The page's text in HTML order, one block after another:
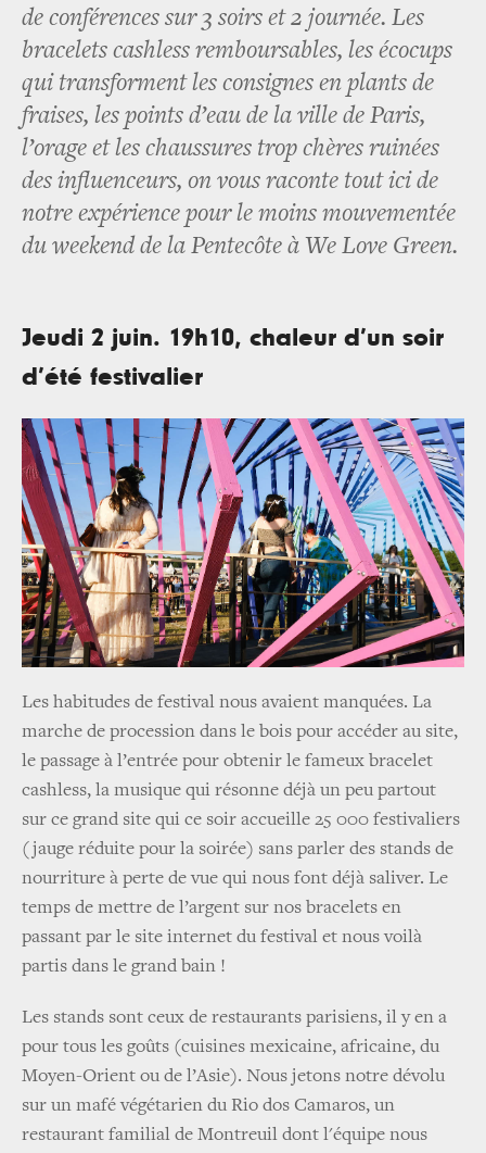
de conférences sur 3 soirs et 2 journée. Les
bracelets cashless remboursables, les écocups
qui transforment les consignes en plants de
fraises, les points d’eau de la ville de Paris,
l’orage et les chaussures trop chères ruinées
des influenceurs, on vous raconte tout ici de
notre expérience pour le moins mouvementée
du weekend de la Pentecôte à We Love Green.
Jeudi 2 juin. 19h10, chaleur d’un soir
d’été festivalier
Les habitudes de festival nous avaient manquées. La
marche de procession dans le bois pour accéder au site,
le passage à l’entrée pour obtenir le fameux bracelet
cashless, la musique qui résonne déjà un peu partout
sur ce grand site qui ce soir accueille 25 000 festivaliers
(jauge réduite pour la soirée) sans parler des stands de
nourriture à perte de vue qui nous font déjà saliver. Le
temps de mettre de l’argent sur nos bracelets en
passant par le site internet du festival et nous voilà
partis dans le grand bain !
Les stands sont ceux de restaurants parisiens, il y en a
pour tous les goûts (cuisines mexicaine, africaine, du
Moyen-Orient ou de l’Asie). Nous jetons notre dévolu
sur un mafé végétarien du Rio dos Camaros, un
restaurant familial de Montreuil dont l'équipe nous